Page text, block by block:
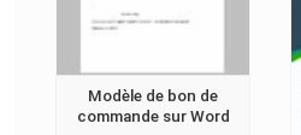
Modèle de bon de
commande sur Word